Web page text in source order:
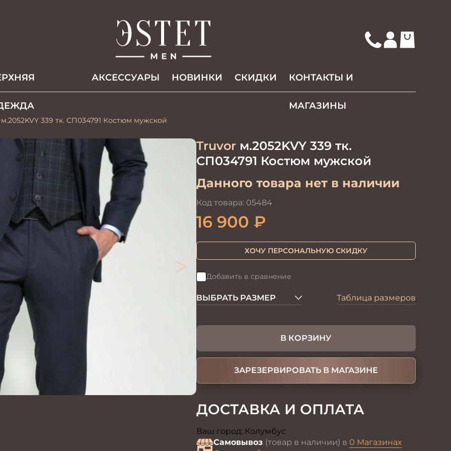
АКCЕССУАРЫ НОВИНКИ СКИДКИ КОНТАКТЫ И
МАГАЗИНЫ
м.2052KVY 339 тк. СП034791 Костюм мужской
>
Truvorм.2052KVY 339 тк.
СП034791 Костюм мужской
Данного товара нет в наличии
Код товара: 05484
16 900 ₽
ХОЧУ ПЕРСОНАЛЬНУЮ СКИДКУ
Добавить в сравнение
ВЫБРАТЬ РАЗМЕР Таблица размеров
В КОРЗИНУ
ЗАРЕЗЕРВИРОВАТЬ В МАГАЗИНЕ
ДОСТАВКА И ОПЛАТА
Ваш город: Колумбус
Самовывоз (товар в наличии) в 0 Магазинах